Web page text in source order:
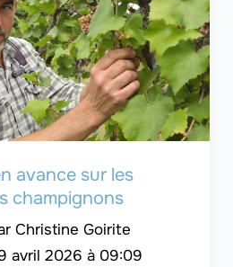
avance sur les
champignons
Christine Goirite
avril 2026 à 09:09